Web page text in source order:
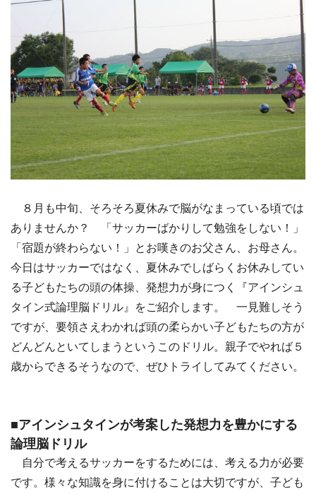
８月も中旬、そろそろ夏休みで脳がなまっている頃では
ありませんか？ 「サッカーばかりして勉強をしない！」
「宿題が終わらない！」とお嘆きのお父さん、お母さん。
今日はサッカーではなく、夏休みでしばらくお休みしてい
る子どもたちの頭の体操、発想力が身につく『アインシュ
タイン式論理脳ドリル』をご紹介します。 一見難しそう
ですが、要領さえわかれば頭の柔らかい子どもたちの方が
どんどんといてしまうというこのドリル。親子でやれば５
歳からできるそうなので、ぜひトライしてみてください。
■アインシュタインが考案した発想力を豊かにする
論理脳ドリル
自分で考えるサッカーをするためには、考える力が必要
です。様々な知識を身に付けることは大切ですが、子ども